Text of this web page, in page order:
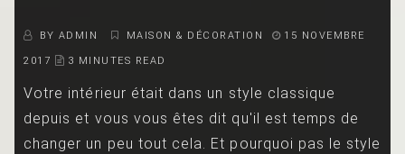
BY ADMIN MAISON & DÉCORATION 15 NOVEMBRE
2017 3 MINUTES READ
Votre intérieur était dans un style classique
depuis et vous vous êtes dit qu'il est temps de
changer un peu tout cela. Et pourquoi pas le style